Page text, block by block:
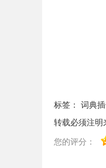
我们向
这意味着您
都遵守欧盟
标签： 词典
转载必须注明
您的评分：